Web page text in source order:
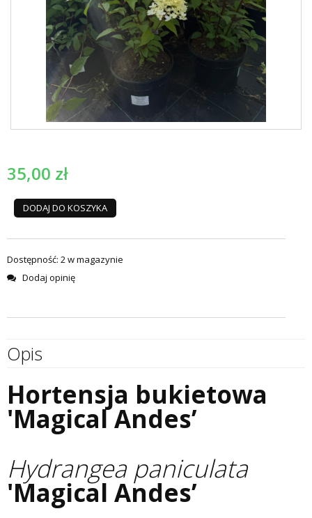
35,00 zł
DODAJ DO KOSZYKA
Dostępność: 2 w magazynie
Dodaj opinię
Opis
Hortensja bukietowa
'Magical Andes’
Hydrangea paniculata
'Magical Andes’